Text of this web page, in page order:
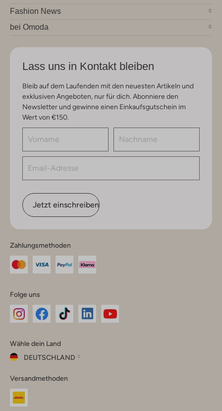
Fashion News
bei Omoda
Lass uns in Kontakt bleiben
Bleib auf dem Laufenden mit den neuesten Artikeln und
exklusiven Angeboten, nur für dich. Abonniere den
Newsletter und gewinne einen Einkaufsgutschein im
Wert von €150.
Jetzt einschreiben
Zahlungsmethoden
Folge uns
Instagram
Facebook
TikTok
Wähle dein Land
DEUTSCHLAND
dein
Land
Versandmethoden